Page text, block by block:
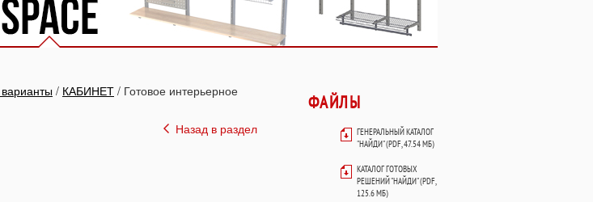
/ КАБИНЕТ / Готовое интерьерное
Назад в раздел
ФАЙЛЫ
ГЕНЕРАЛЬНЫЙ КАТАЛОГ
"НАЙДИ" (PDF, 47.54 МБ)
КАТАЛОГ ГОТОВЫХ
РЕШЕНИЙ "НАЙДИ" (PDF,
125.6 МБ)